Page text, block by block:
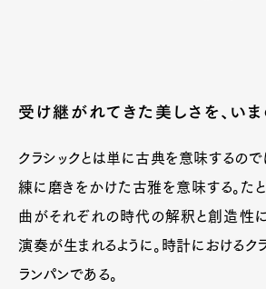
受け継がれてきた美しさを、い
クラシックとは単に古典を意味するので
練に磨きをかけた古雅を意味する。た
曲がそれぞれの時代の解釈と創造性に
演奏が生まれるように。時計におけるク
ランパンである。